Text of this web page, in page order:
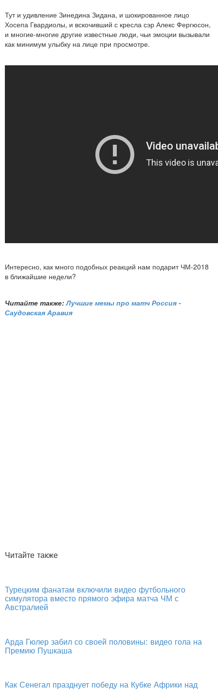
Тут и удивление Зинедина Зидана, и шокированное лицо
Хосепа Гвардиолы, и вскочивший с кресла сэр Алекс Фергюсон,
и многие-многие другие известные люди, чьи эмоции вызывали
как минимум улыбку на лице при просмотре.
Интересно, как много подобных реакций нам подарит ЧМ-2018
в ближайшие недели?
Читайте также:Лучшие мемы про матч Россия -
Саудовская Аравия
Читайте также
Турецким фанатам включили видео футбольного
симулятора вместо прямого эфира матча ЧМ с
Австралией
Арда Гюлер забил со своей половины: видео гола на
Премию Пушкаша
Как Сенегал празднует победу на Кубке Африки над